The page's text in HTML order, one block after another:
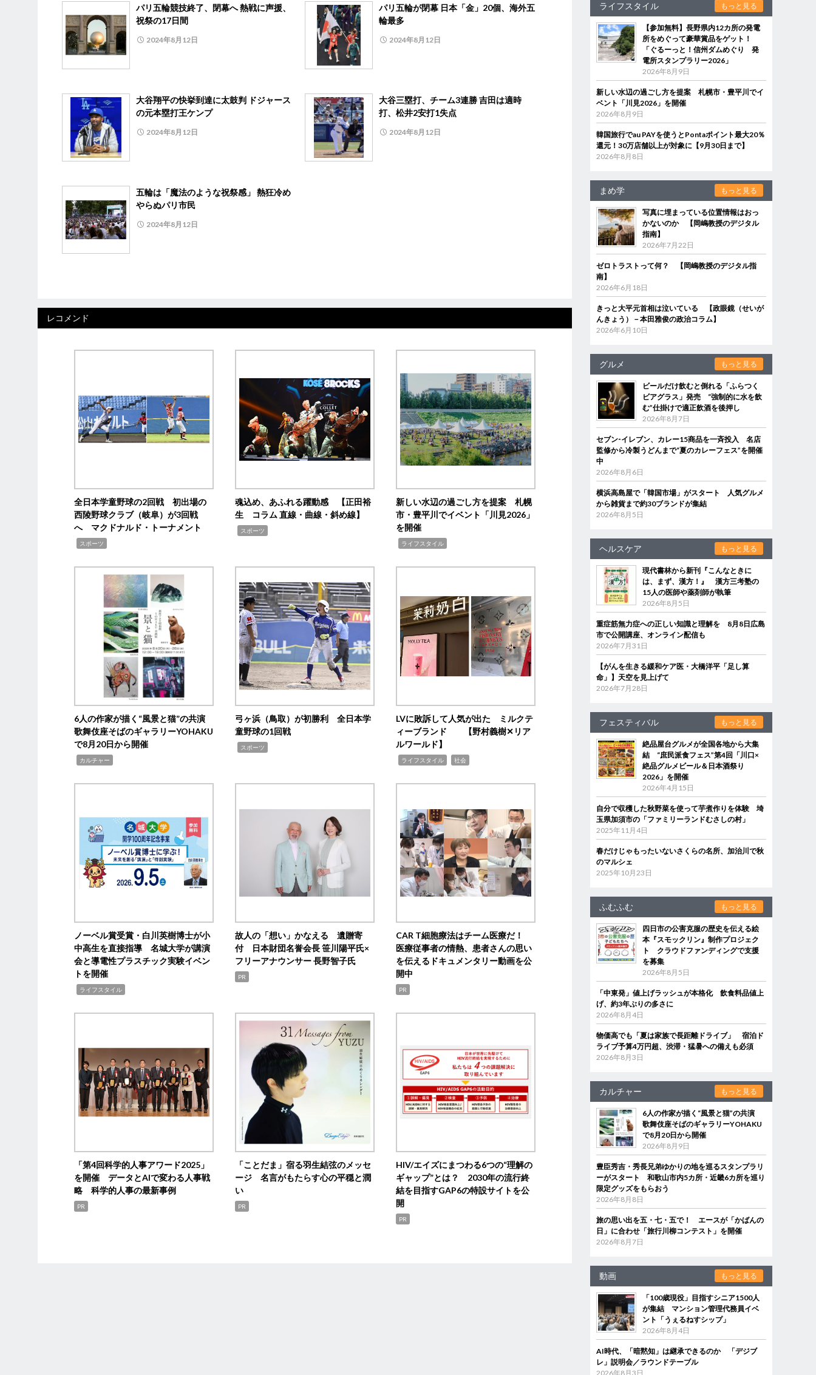
パリ五輪競技終了、閉幕へ 熱戦に声援、
祝祭の17日間
2024年8月12日
パリ五輪が閉幕 日本「金」20個、海外五
輪最多
2024年8月12日
大谷翔平の快挙到達に太鼓判 ドジャース
の元本塁打王ケンプ
2024年8月12日
大谷三塁打、チーム3連勝 吉田は適時
打、松井2安打1失点
2024年8月12日
五輪は「魔法のような祝祭感」 熱狂冷め
やらぬパリ市民
2024年8月12日
レコメンド
全日本学童野球の2回戦 初出場の
西陵野球クラブ（岐阜）が3回戦
へ マクドナルド・トーナメント
スポーツ
魂込め、あふれる躍動感 【正田裕
生 コラム 直線・曲線・斜め線】
スポーツ
新しい水辺の過ごし方を提案 札幌
市・豊平川でイベント「川見2026」
を開催
ライフスタイル
6人の作家が描く“風景と猫”の共演
歌舞伎座そばのギャラリーYOHAKU
で8月20日から開催
カルチャー
弓ヶ浜（鳥取）が初勝利 全日本学
童野球の1回戦
スポーツ
LVに敗訴して人気が出た ミルクテ
ィーブランド 【野村義樹✕リア
ルワールド】
ライフスタイル 社会
ノーベル賞受賞・白川英樹博士が小
中高生を直接指導 名城大学が講演
会と導電性プラスチック実験イベン
トを開催
ライフスタイル
故人の「想い」かなえる 遺贈寄
付 日本財団名誉会長 笹川陽平氏×
フリーアナウンサー 長野智子氏
PR
CAR T細胞療法はチーム医療だ！
医療従事者の情熱、患者さんの思い
を伝えるドキュメンタリー動画を公
開中
PR
「第4回科学的人事アワード2025」
を開催 データとAIで変わる人事戦
略 科学的人事の最新事例
PR
「ことだま」宿る羽生結弦のメッセ
ージ 名言がもたらす心の平穏と潤
い
PR
HIV/エイズにまつわる6つの“理解の
ギャップ”とは？ 2030年の流行終
結を目指すGAP6の特設サイトを公
開
PR
ライフスタイル もっと見る
【参加無料】長野県内12カ所の発電
所をめぐって豪華賞品をゲット！
「ぐるーっと！信州ダムめぐり 発
電所スタンプラリー2026」
2026年8月9日
新しい水辺の過ごし方を提案 札幌市・豊平川でイ
ベント「川見2026」を開催
2026年8月9日
韓国旅行でau PAYを使うとPontaポイント最大20％
還元！30万店舗以上が対象に【9月30日まで】
2026年8月8日
まめ学 もっと見る
写真に埋まっている位置情報はおっ
かないのか 【岡嶋教授のデジタル
指南】
2026年7月22日
ゼロトラストって何？ 【岡嶋教授のデジタル指
南】
2026年6月18日
きっと大平元首相は泣いている 【政眼鏡（せいが
んきょう）－本田雅俊の政治コラム】
2026年6月10日
グルメ もっと見る
ビールだけ飲むと倒れる「ふらつく
ビアグラス」発売 “強制的に水を飲
む”仕掛けで適正飲酒を後押し
2026年8月7日
セブン‐イレブン、カレー15商品を一斉投入 名店
監修から冷製うどんまで“夏のカレーフェス”を開催
中
2026年8月6日
横浜高島屋で「韓国市場」がスタート 人気グルメ
から雑貨まで約30ブランドが集結
2026年8月5日
ヘルスケア もっと見る
現代書林から新刊『こんなときに
は、まず、漢方！』 漢方三考塾の
15人の医師や薬剤師が執筆
2026年8月5日
重症筋無力症への正しい知識と理解を 8月8日広島
市で公開講座、オンライン配信も
2026年7月31日
【がんを生きる緩和ケア医・大橋洋平「足し算
命」】天空を見上げて
2026年7月28日
フェスティバル もっと見る
絶品屋台グルメが全国各地から大集
結 “庶民派食フェス”第4回「川口×
絶品グルメビール＆日本酒祭り
2026」を開催
2026年4月15日
自分で収穫した秋野菜を使って芋煮作りを体験 埼
玉県加須市の「ファミリーランドむさしの村」
2025年11月4日
春だけじゃもったいないさくらの名所、加治川で秋
のマルシェ
2025年10月23日
ふむふむ もっと見る
四日市の公害克服の歴史を伝える絵
本『スモックリン』制作プロジェク
ト クラウドファンディングで支援
を募集
2026年8月5日
「中東発」値上げラッシュが本格化 飲食料品値上
げ、約3年ぶりの多さに
2026年8月4日
物価高でも「夏は家族で長距離ドライブ」 宿泊ド
ライブ予算4万円超、渋滞・猛暑への備えも必須
2026年8月3日
カルチャー もっと見る
6人の作家が描く“風景と猫”の共演
歌舞伎座そばのギャラリーYOHAKU
で8月20日から開催
2026年8月9日
豊臣秀吉・秀長兄弟ゆかりの地を巡るスタンプラリ
ーがスタート 和歌山市内5カ所・近畿6カ所を巡り
限定グッズをもらおう
2026年8月8日
旅の思い出を五・七・五で！ エースが「かばんの
日」に合わせ「旅行川柳コンテスト」を開催
2026年8月7日
動画 もっと見る
「100歳現役」目指すシニア1500人
が集結 マンション管理代務員イベ
ント「うぇるねすシップ」
2026年8月4日
AI時代、「暗黙知」は継承できるのか 「デジブ
レ」説明会／ラウンドテーブル
2026年8月3日